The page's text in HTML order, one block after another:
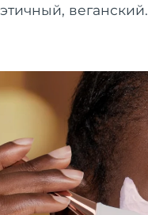
веганский.